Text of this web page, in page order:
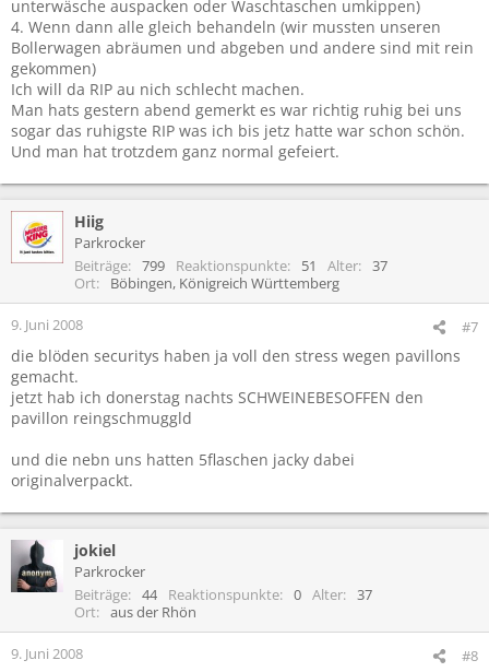
unterwäsche auspacken oder Waschtaschen umkippen)
4. Wenn dann alle gleich behandeln (wir mussten unseren
Bollerwagen abräumen und abgeben und andere sind mit rein
gekommen)
Ich will da RIP au nich schlecht machen.
Man hats gestern abend gemerkt es war richtig ruhig bei uns
sogar das ruhigste RIP was ich bis jetz hatte war schon schön.
Und man hat trotzdem ganz normal gefeiert.
Hiig
Parkrocker
Beiträge
799 Reaktionspunkte 51 Alter
37
Ort
Böbingen, Königreich Württemberg
9. Juni 2008 #7
die blöden securitys haben ja voll den stress wegen pavillons
gemacht.
jetzt hab ich donerstag nachts SCHWEINEBESOFFEN den
pavillon reingschmuggld
und die nebn uns hatten 5flaschen jacky dabei
originalverpackt.
jokiel
Parkrocker
Beiträge
44 Reaktionspunkte 0 Alter
37
Ort
aus der Rhön
9. Juni 2008 #8